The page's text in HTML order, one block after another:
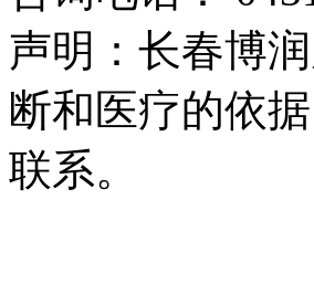
声明：长春博
断和医疗的依
联系。